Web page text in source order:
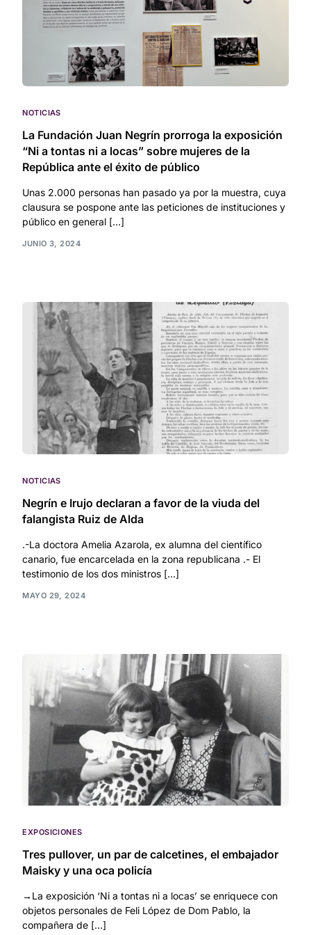
NOTICIAS
La Fundación Juan Negrín prorroga la exposición
“Ni a tontas ni a locas” sobre mujeres de la
República ante el éxito de público
Unas 2.000 personas han pasado ya por la muestra, cuya
clausura se pospone ante las peticiones de instituciones y
público en general […]
JUNIO 3, 2024
NOTICIAS
Negrín e Irujo declaran a favor de la viuda del
falangista Ruiz de Alda
.-La doctora Amelia Azarola, ex alumna del científico
canario, fue encarcelada en la zona republicana .- El
testimonio de los dos ministros […]
MAYO 29, 2024
EXPOSICIONES
Tres pullover, un par de calcetines, el embajador
Maisky y una oca policía
→La exposición ‘Ni a tontas ni a locas’ se enriquece con
objetos personales de Feli López de Dom Pablo, la
compañera de […]